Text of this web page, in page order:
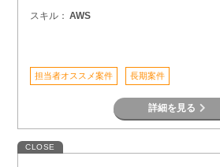
スキル： AWS
担当者オススメ案件 長期案件
詳細を見る
CLOSE